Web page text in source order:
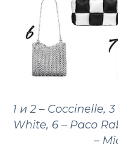
1 и 2 – Coccinelle,
White, 6 – Paco
–